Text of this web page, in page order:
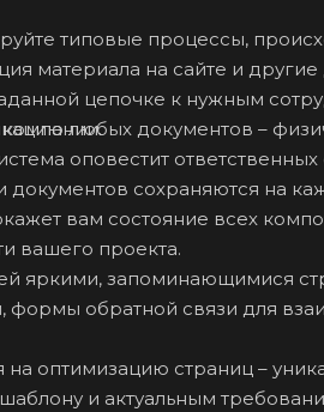
типовые процессы,
материала на сайте и
цепочке к нужным
любых документов –
оповестит
документов сохраняются на
вам состояние всех
вашего проекта.
яркими, запоминающимися
формы обратной связи для
оптимизацию страниц –
и актуальным